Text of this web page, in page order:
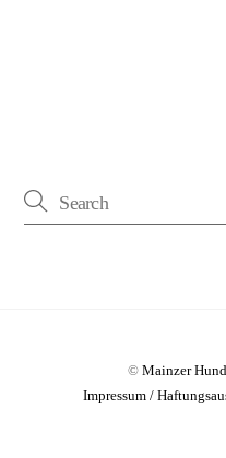
© Mainzer
Impressum /